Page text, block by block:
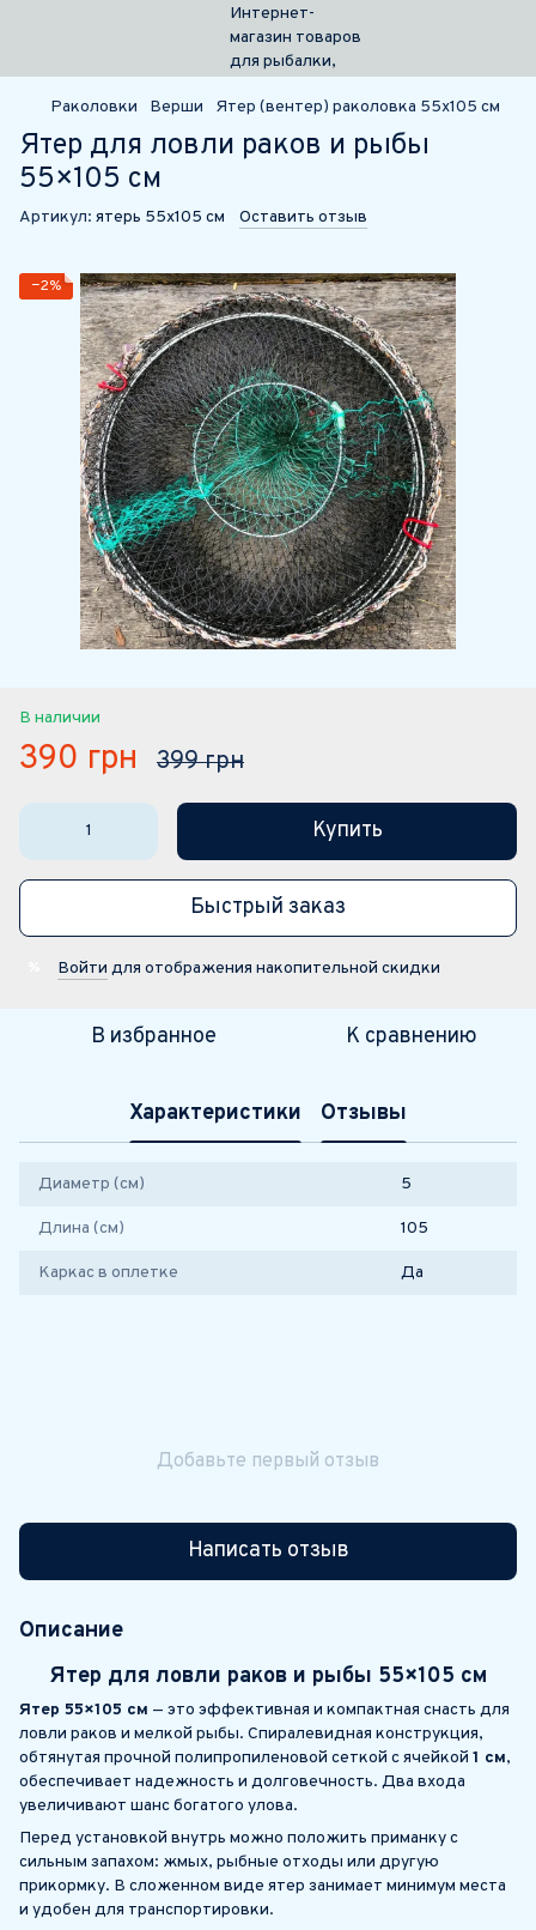
Раколовки Верши Ятер (вентер) раколовка 55х105 см
Ятер для ловли раков и рыбы
55×105 см
Артикул: ятерь 55х105 см Оставить отзыв
−2%
В наличии
390 грн 399 грн
Купить
Быстрый заказ
Войти для отображения накопительной скидки
В избранное К сравнению
Характеристики Отзывы
Диаметр (см) 5
Длина (см) 105
Каркас в оплетке Да
Добавьте первый отзыв
Написать отзыв
Описание
Ятер для ловли раков и рыбы 55×105 см
Ятер 55×105 см — это эффективная и компактная снасть для
ловли раков и мелкой рыбы. Спиралевидная конструкция,
обтянутая прочной полипропиленовой сеткой с ячейкой 1 см,
обеспечивает надежность и долговечность. Два входа
увеличивают шанс богатого улова.
Перед установкой внутрь можно положить приманку с
сильным запахом: жмых, рыбные отходы или другую
прикормку. В сложенном виде ятер занимает минимум места
и удобен для транспортировки.